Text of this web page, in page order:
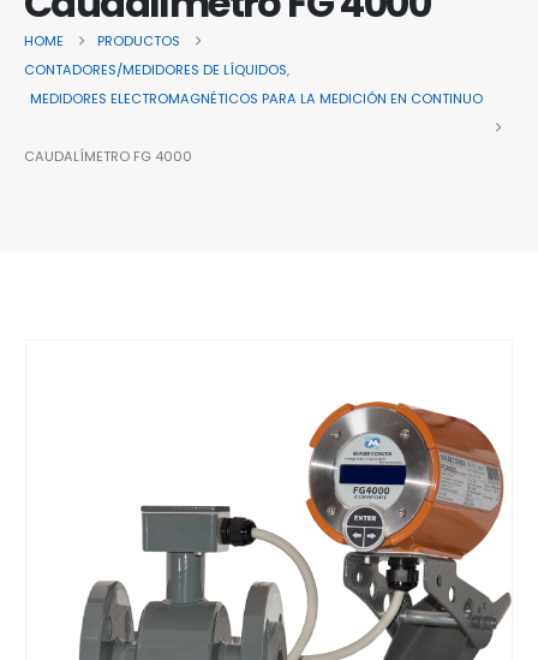
HOME
PRODUCTOS
CONTADORES/MEDIDORES DE LÍQUIDOS,
MEDIDORES ELECTROMAGNÉTICOS PARA LA MEDICIÓN EN CONTINUO
CAUDALÍMETRO FG 4000